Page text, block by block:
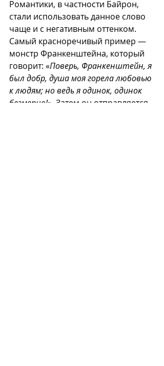
Романтики, в частности Байрон,
стали использовать данное слово
чаще и с негативным оттенком.
Самый красноречивый пример —
монстр Франкенштейна, который
говорит: «Поверь, Франкенштейн, я
был добр, душа моя горела любовью
к людям; но ведь я одинок, одинок
безмерно!». Затем он отправляется